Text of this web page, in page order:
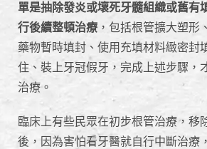
單是抽除發炎或壞死牙髓組織或舊有
行後續整頓治療 ，包括根管擴大塑形
藥物暫時填封、使用充填材料緻密封
住、裝上牙冠假牙，完成上述步驟，
治療。
臨床上有些民眾在初步根管治療，移
後，因為害怕看牙醫就自行中斷治療